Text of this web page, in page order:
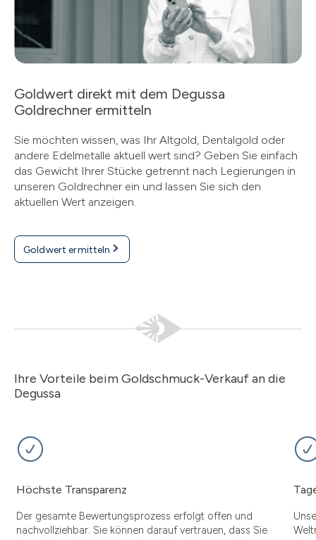
Goldwert direkt mit dem Degussa
Goldrechner ermitteln
Sie möchten wissen, was Ihr Altgold, Dentalgold oder
andere Edelmetalle aktuell wert sind? Geben Sie einfach
das Gewicht Ihrer Stücke getrennt nach Legierungen in
unseren Goldrechner ein und lassen Sie sich den
aktuellen Wert anzeigen.
Goldwert ermitteln
Ihre Vorteile beim Goldschmuck-Verkauf an die
Degussa
Höchste Transparenz
Der gesamte Bewertungsprozess erfolgt offen und
nachvollziehbar. Sie können darauf vertrauen, dass Sie